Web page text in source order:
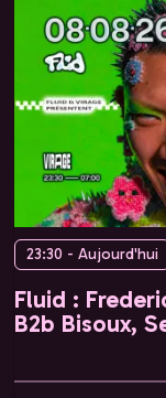
23:30 - Aujourd'hui
Fluid :
B2b Bisoux,